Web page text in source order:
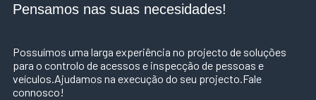
Pensamos nas suas necesidades!
Possuímos uma larga experiência no projecto de soluções
para o controlo de acessos e inspecção de pessoas e
veículos.Ajudamos na execução do seu projecto.Fale
connosco!